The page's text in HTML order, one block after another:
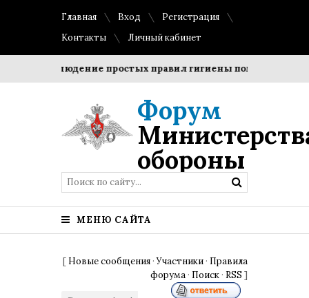
Главная Вход
Регистрация
Контакты
Личный кабинет
Соблюдение простых правил гигиены помогает
Форум
обороны
МЕНЮ САЙТА
[ Новые сообщения ·Участники · Правила
форума · Поиск · RSS ]